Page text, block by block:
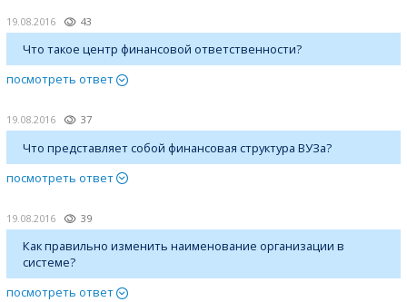
19.08.2016 43
Что такое центр финансовой ответственности?
посмотреть ответ
19.08.2016 37
Что представляет собой финансовая структура ВУЗа?
посмотреть ответ
19.08.2016 39
Как правильно изменить наименование организации в
системе?
посмотреть ответ